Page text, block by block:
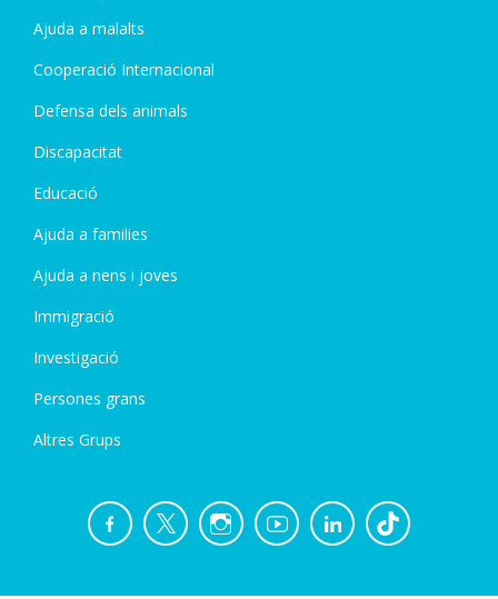
Ajuda a malalts
Cooperació Internacional
Defensa dels animals
Discapacitat
Educació
Ajuda a families
Ajuda a nens i joves
Immigració
Investigació
Persones grans
Altres Grups